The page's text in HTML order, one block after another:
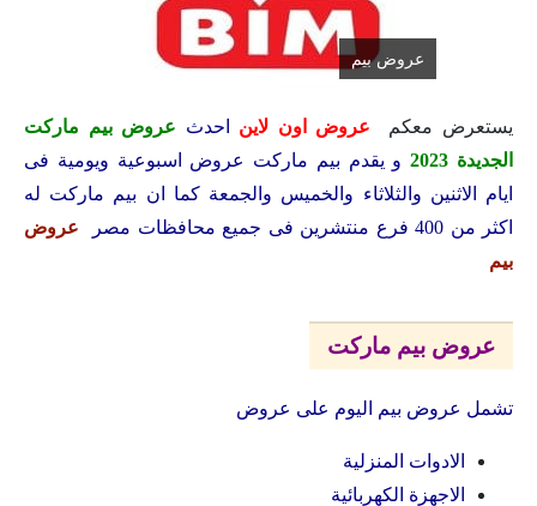
عروض بيم
يستعرض معكم عروض اون لاين احدث عروض بيم ماركت
الجديدة 2023
و يقدم بيم ماركت عروض اسبوعية ويومية فى
ايام الاثنين والثلاثاء والخميس والجمعة كما ان بيم ماركت له
اكثر من 400 فرع منتشرين فى جميع محافظات مصر
عروض
بيم
عروض بيم ماركت
تشمل عروض بيم اليوم على عروض
الادوات المنزلية
الاجهزة الكهربائية